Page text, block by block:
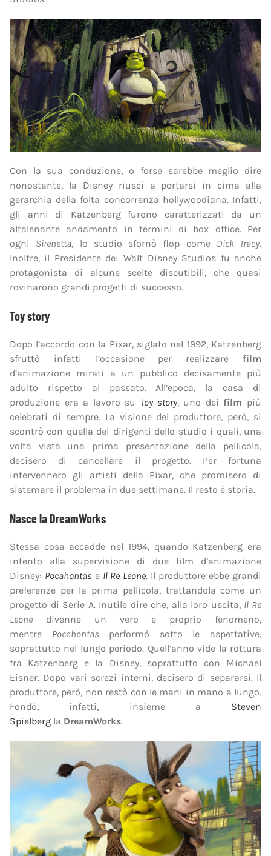
Con la sua conduzione, o forse sarebbe meglio dire
nonostante, la Disney riuscì a portarsi in cima alla
gerarchia della folta concorrenza hollywoodiana. Infatti,
gli anni di Katzenberg furono caratterizzati da un
altalenante andamento in termini di box office. Per
ogni Sirenetta, lo studio sfornò flop come Dick Tracy.
Inoltre, il Presidente dei Walt Disney Studios fu anche
protagonista di alcune scelte discutibili, che quasi
rovinarono grandi progetti di successo.
Toy story
Dopo l’accordo con la Pixar, siglato nel 1992, Katzenberg
sfruttò infatti l’occasione per realizzare film
d’animazione mirati a un pubblico decisamente più
adulto rispetto al passato. All’epoca, la casa di
produzione era a lavoro su Toy story, uno dei film più
celebrati di sempre. La visione del produttore, però, si
scontrò con quella dei dirigenti dello studio i quali, una
volta vista una prima presentazione della pellicola,
decisero di cancellare il progetto. Per fortuna
intervennero gli artisti della Pixar, che promisero di
sistemare il problema in due settimane. Il resto è storia.
Nasce la DreamWorks
Stessa cosa accadde nel 1994, quando Katzenberg era
intento alla supervisione di due film d’animazione
Disney: Pocahontas e Il Re Leone. Il produttore ebbe grandi
preferenze per la prima pellicola, trattandola come un
progetto di Serie A. Inutile dire che, alla loro uscita, Il Re
Leonedivenne un vero e proprio fenomeno,
mentre Pocahontas performò sotto le aspettative,
soprattutto nel lungo periodo. Quell’anno vide la rottura
fra Katzenberg e la Disney, soprattutto con Michael
Eisner. Dopo vari screzi interni, decisero di separarsi. Il
produttore, però, non restò con le mani in mano a lungo.
Fondò, infatti, insieme a Steven
Spielbergla DreamWorks.